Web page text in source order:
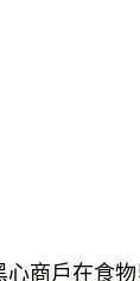
商戶在食